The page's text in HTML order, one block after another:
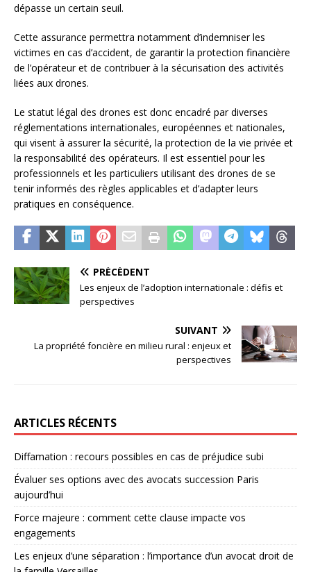
dépasse un certain seuil.
Cette assurance permettra notamment d’indemniser les
victimes en cas d’accident, de garantir la protection financière
de l’opérateur et de contribuer à la sécurisation des activités
liées aux drones.
Le statut légal des drones est donc encadré par diverses
réglementations internationales, européennes et nationales,
qui visent à assurer la sécurité, la protection de la vie privée et
la responsabilité des opérateurs. Il est essentiel pour les
professionnels et les particuliers utilisant des drones de se
tenir informés des règles applicables et d’adapter leurs
pratiques en conséquence.
PRÉCÉDENT
Les enjeux de l’adoption internationale : défis et
perspectives
SUIVANT
La propriété foncière en milieu rural : enjeux et
perspectives
ARTICLES RÉCENTS
Diffamation : recours possibles en cas de préjudice subi
Évaluer ses options avec des avocats succession Paris
aujourd’hui
Force majeure : comment cette clause impacte vos
engagements
Les enjeux d’une séparation : l’importance d’un avocat droit de